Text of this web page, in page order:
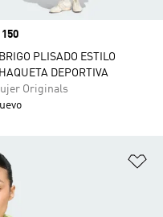
PLISADO ESTILO
DEPORTIVA
Originals